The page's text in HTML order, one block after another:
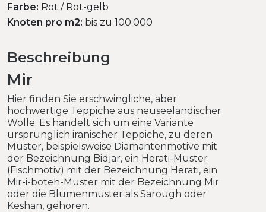
Farbe: Rot / Rot-gelb
Knoten pro m2: bis zu 100.000
Beschreibung
Mir
Hier finden Sie erschwingliche, aber
hochwertige Teppiche aus neuseeländischer
Wolle. Es handelt sich um eine Variante
ursprünglich iranischer Teppiche, zu deren
Muster, beispielsweise Diamantenmotive mit
der Bezeichnung Bidjar, ein Herati-Muster
(Fischmotiv) mit der Bezeichnung Herati, ein
Mir-i-boteh-Muster mit der Bezeichnung Mir
oder die Blumenmuster als Sarough oder
Keshan, gehören.